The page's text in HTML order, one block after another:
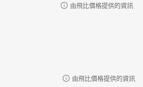
由飛比價格提供的資訊
由飛比價格提供的資訊